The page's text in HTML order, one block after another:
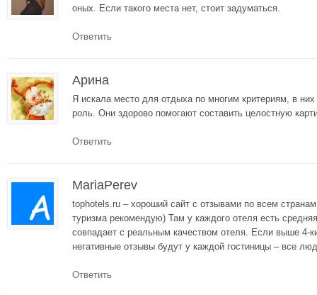
оных. Если такого места нет, стоит задуматься.
Ответить
Арина
Я искала место для отдыха по многим критериям, в
роль. Они здорово помогают составить целостную
Ответить
MariaPerev
tophotels.ru – хороший сайт с отзывами по всем
туризма рекомендую) Там у каждого отеля есть
совпадает с реальным качеством отеля. Если выше 4-
негативные отзывы будут у каждой гостиницы – все
Ответить